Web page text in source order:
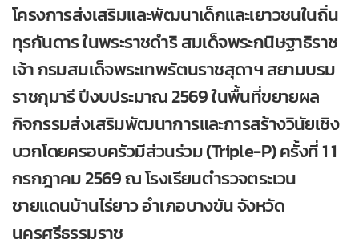
โครงการส่งเสริมและพัฒนาเด็กและเยาวชนในถิ่น
ทุรกันดาร ในพระราชดำริ สมเด็จพระกนิษฐาธิราช
เจ้า กรมสมเด็จพระเทพรัตนราชสุดาฯ สยามบรม
ราชกุมารี ปีงบประมาณ 2569 ในพื้นที่ขยายผล
กิจกรรมส่งเสริมพัฒนาการและการสร้างวินัยเชิง
บวกโดยครอบครัวมีส่วนร่วม (Triple-P) ครั้งที่ 1 1
กรกฎาคม 2569 ณ โรงเรียนตำรวจตระเวน
ชายแดนบ้านไร่ยาว อำเภอบางขัน จังหวัด
นครศรีธรรมราช